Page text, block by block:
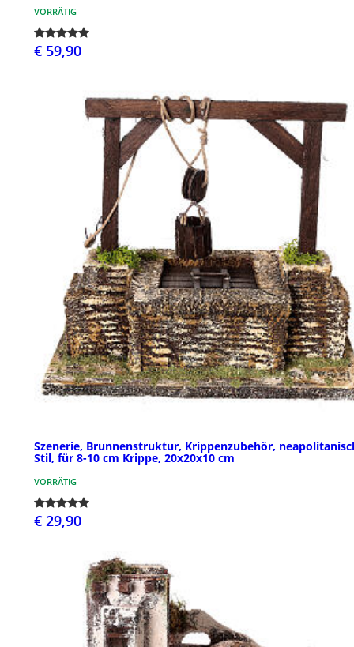
VORRÄTIG
€ 59,90
Szenerie, Brunnenstruktur, Krippenzubehör,
Stil, für 8-10 cm Krippe, 20x20x10 cm
VORRÄTIG
€ 29,90